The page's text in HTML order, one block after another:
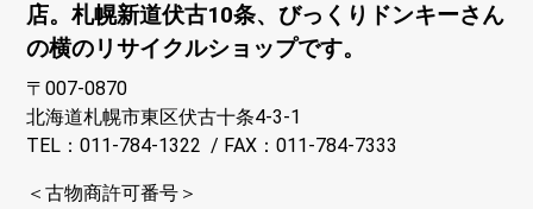
店。札幌新道伏古10条、びっくりドンキーさん
の横のリサイクルショップです。
〒007-0870
北海道札幌市東区伏古十条4-3-1
TEL：011-784-1322 / FAX：011-784-7333
＜古物商許可番号＞